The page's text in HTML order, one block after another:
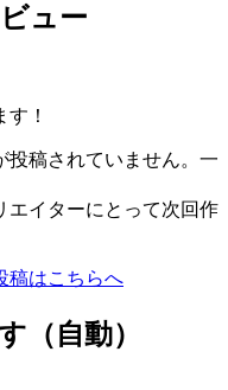
ュー
！
投稿されていません。一
エイターにとって次回作
稿はこちらへ
（自動）